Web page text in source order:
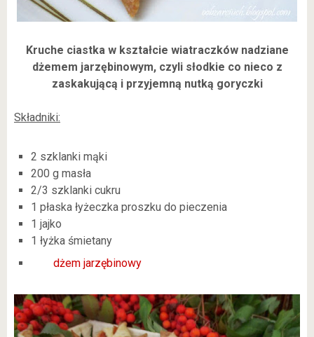
Kruche ciastka w kształcie wiatraczków nadziane
dżemem jarzębinowym, czyli słodkie co nieco z
zaskakującą i przyjemną nutką goryczki
Składniki:
2 szklanki mąki
200 g masła
2/3 szklanki cukru
1 płaska łyżeczka proszku do pieczenia
1 jajko
1 łyżka śmietany
dżem jarzębinowy